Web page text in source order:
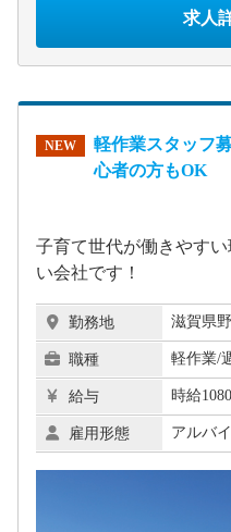
求人
NEW
軽作業スタッフ
心者の方もOK
子育て世代が働きやす
い会社です！
勤務地 滋賀県
職種 軽作業/
給与 時給
雇用形態 アルバ